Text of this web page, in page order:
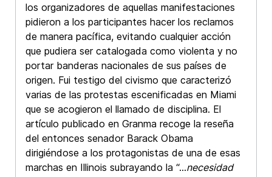
los organizadores de aquellas manifestaciones
pidieron a los participantes hacer los reclamos
de manera pacífica, evitando cualquier acción
que pudiera ser catalogada como violenta y no
portar banderas nacionales de sus países de
origen. Fui testigo del civismo que caracterizó
varias de las protestas escenificadas en Miami
que se acogieron el llamado de disciplina. El
artículo publicado en Granma recoge la reseña
del entonces senador Barack Obama
dirigiéndose a los protagonistas de una de esas
marchas en Illinois subrayando la “…necesidad